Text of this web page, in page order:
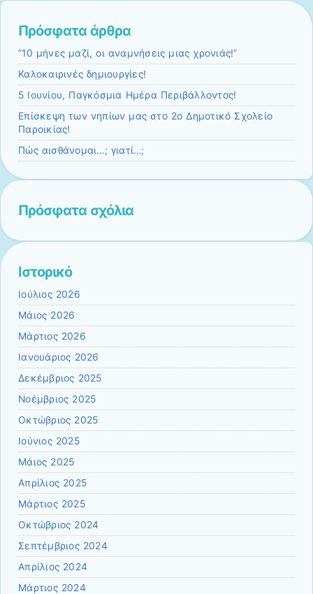
Πρόσφατα άρθρα
”10 μήνες μαζί, οι αναμνήσεις μιας χρονιάς!”
Καλοκαιρινές δημιουργίες!
5 Ιουνίου, Παγκόσμια Ημέρα Περιβάλλοντος!
Επίσκεψη των νηπίων μας στο 2ο Δημοτικό Σχολείο
Παροικίας!
Πώς αισθάνομαι…; γιατί…;
Πρόσφατα σχόλια
Ιστορικό
Ιούλιος 2026
Μάιος 2026
Μάρτιος 2026
Ιανουάριος 2026
Δεκέμβριος 2025
Νοέμβριος 2025
Οκτώβριος 2025
Ιούνιος 2025
Μάιος 2025
Απρίλιος 2025
Μάρτιος 2025
Οκτώβριος 2024
Σεπτέμβριος 2024
Απρίλιος 2024
Μάρτιος 2024